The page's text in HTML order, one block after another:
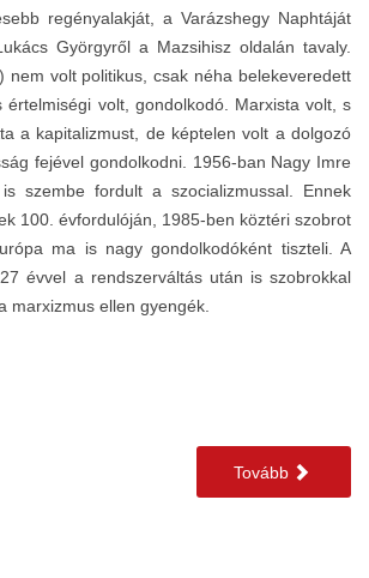
regényalakját, a Varázshegy Naphtáját
Györgyről a Mazsihisz oldalán tavaly.
nem volt politikus, csak néha belekeveredett
értelmiségi volt, gondolkodó. Marxista volt, s
a kapitalizmust, de képtelen volt a dolgozó
fejével gondolkodni. 1956-ban Nagy Imre
szembe fordult a szocializmussal. Ennek
100. évfordulóján, 1985-ben köztéri szobrot
ma is nagy gondolkodóként tiszteli. A
évvel a rendszerváltás után is szobrokkal
marxizmus ellen gyengék.
Tovább